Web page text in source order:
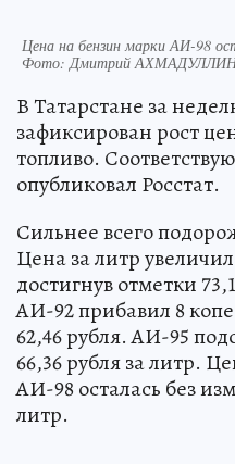
Цена на бензин марки АИ-98
Фото:Дмитрий
В Татарстане за
зафиксирован рост
топливо.
опубликовал Росстат.
Сильнее всего
Цена за литр
достигнув отметки
АИ-92 прибавил 8
62,46 рубля. АИ-95
66,36 рубля за литр.
АИ-98 осталась без
литр.